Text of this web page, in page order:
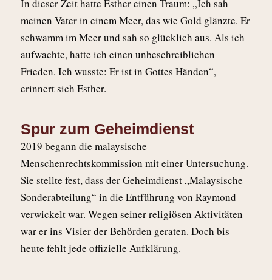
In dieser Zeit hatte Esther einen Traum: „Ich sah
meinen Vater in einem Meer, das wie Gold glänzte. Er
schwamm im Meer und sah so glücklich aus. Als ich
aufwachte, hatte ich einen unbeschreiblichen
Frieden. Ich wusste: Er ist in Gottes Händen“,
erinnert sich Esther.
Spur zum Geheimdienst
2019 begann die malaysische
Menschenrechtskommission mit einer Untersuchung.
Sie stellte fest, dass der Geheimdienst „Malaysische
Sonderabteilung“ in die Entführung von Raymond
verwickelt war. Wegen seiner religiösen Aktivitäten
war er ins Visier der Behörden geraten. Doch bis
heute fehlt jede offizielle Aufklärung.